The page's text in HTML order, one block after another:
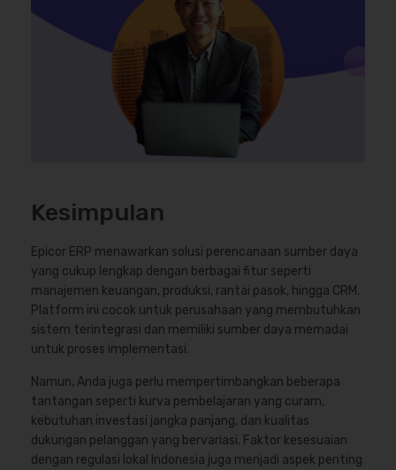
Kesimpulan
Epicor ERP menawarkan solusi perencanaan sumber daya
yang cukup lengkap dengan berbagai fitur seperti
manajemen keuangan, produksi, rantai pasok, hingga CRM.
Platform ini cocok untuk perusahaan yang membutuhkan
sistem terintegrasi dan memiliki sumber daya memadai
untuk proses implementasi.
Namun, Anda juga perlu mempertimbangkan beberapa
tantangan seperti kurva pembelajaran yang curam,
kebutuhan investasi jangka panjang, dan kualitas
dukungan pelanggan yang bervariasi. Faktor kesesuaian
dengan regulasi lokal Indonesia juga menjadi aspek penting